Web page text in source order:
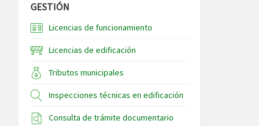
GESTIÓN
Licencias de funcionamiento
Licencias de edificación
Tributos municipales
Inspecciones técnicas en edificación
Consulta de trámite documentario